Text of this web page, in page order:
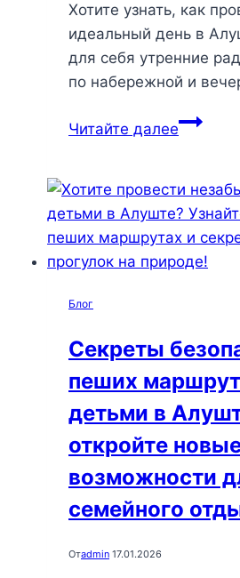
Хотите узнать, как
идеальный день в
для себя утренние
по набережной и
Читайте далееПервый
Алуште:
для
природой
и
вкусной
едой
Блог
Секреты
пеших
детьми в
откройте
возможности
семейного
Отadmin 17.01.2026